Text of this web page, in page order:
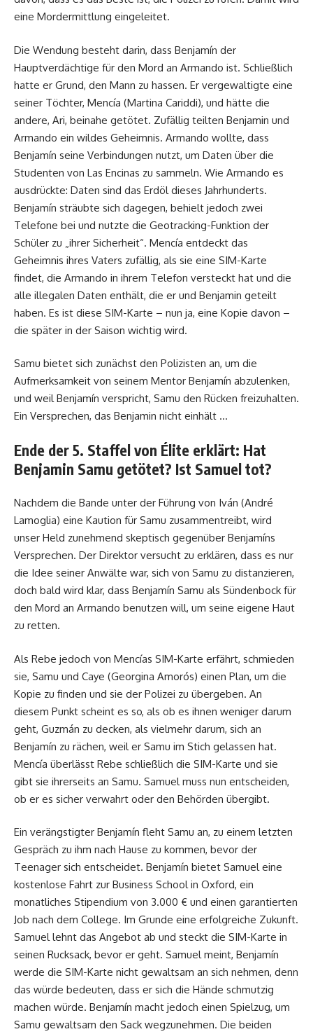
eine Mordermittlung eingeleitet.
Die Wendung besteht darin, dass Benjamín der
Hauptverdächtige für den Mord an Armando ist. Schließlich
hatte er Grund, den Mann zu hassen. Er vergewaltigte eine
seiner Töchter, Mencía (Martina Cariddi), und hätte die
andere, Ari, beinahe getötet. Zufällig teilten Benjamin und
Armando ein wildes Geheimnis. Armando wollte, dass
Benjamín seine Verbindungen nutzt, um Daten über die
Studenten von Las Encinas zu sammeln. Wie Armando es
ausdrückte: Daten sind das Erdöl dieses Jahrhunderts.
Benjamín sträubte sich dagegen, behielt jedoch zwei
Telefone bei und nutzte die Geotracking-Funktion der
Schüler zu „ihrer Sicherheit“. Mencía entdeckt das
Geheimnis ihres Vaters zufällig, als sie eine SIM-Karte
findet, die Armando in ihrem Telefon versteckt hat und die
alle illegalen Daten enthält, die er und Benjamin geteilt
haben. Es ist diese SIM-Karte – nun ja, eine Kopie davon –
die später in der Saison wichtig wird.
Samu bietet sich zunächst den Polizisten an, um die
Aufmerksamkeit von seinem Mentor Benjamín abzulenken,
und weil Benjamín verspricht, Samu den Rücken freizuhalten.
Ein Versprechen, das Benjamin nicht einhält …
Ende der 5. Staffel von Élite erklärt: Hat
Benjamin Samu getötet? Ist Samuel tot?
Nachdem die Bande unter der Führung von Iván (André
Lamoglia) eine Kaution für Samu zusammentreibt, wird
unser Held zunehmend skeptisch gegenüber Benjamíns
Versprechen. Der Direktor versucht zu erklären, dass es nur
die Idee seiner Anwälte war, sich von Samu zu distanzieren,
doch bald wird klar, dass Benjamín Samu als Sündenbock für
den Mord an Armando benutzen will, um seine eigene Haut
zu retten.
Als Rebe jedoch von Mencías SIM-Karte erfährt, schmieden
sie, Samu und Caye (Georgina Amorós) einen Plan, um die
Kopie zu finden und sie der Polizei zu übergeben. An
diesem Punkt scheint es so, als ob es ihnen weniger darum
geht, Guzmán zu decken, als vielmehr darum, sich an
Benjamín zu rächen, weil er Samu im Stich gelassen hat.
Mencía überlässt Rebe schließlich die SIM-Karte und sie
gibt sie ihrerseits an Samu. Samuel muss nun entscheiden,
ob er es sicher verwahrt oder den Behörden übergibt.
Ein verängstigter Benjamín fleht Samu an, zu einem letzten
Gespräch zu ihm nach Hause zu kommen, bevor der
Teenager sich entscheidet. Benjamín bietet Samuel eine
kostenlose Fahrt zur Business School in Oxford, ein
monatliches Stipendium von 3.000 € und einen garantierten
Job nach dem College. Im Grunde eine erfolgreiche Zukunft.
Samuel lehnt das Angebot ab und steckt die SIM-Karte in
seinen Rucksack, bevor er geht. Samuel meint, Benjamín
werde die SIM-Karte nicht gewaltsam an sich nehmen, denn
das würde bedeuten, dass er sich die Hände schmutzig
machen würde. Benjamín macht jedoch einen Spielzug, um
Samu gewaltsam den Sack wegzunehmen. Die beiden